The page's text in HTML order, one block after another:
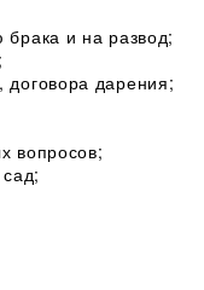
и на развод;
дарения;
вопросов;